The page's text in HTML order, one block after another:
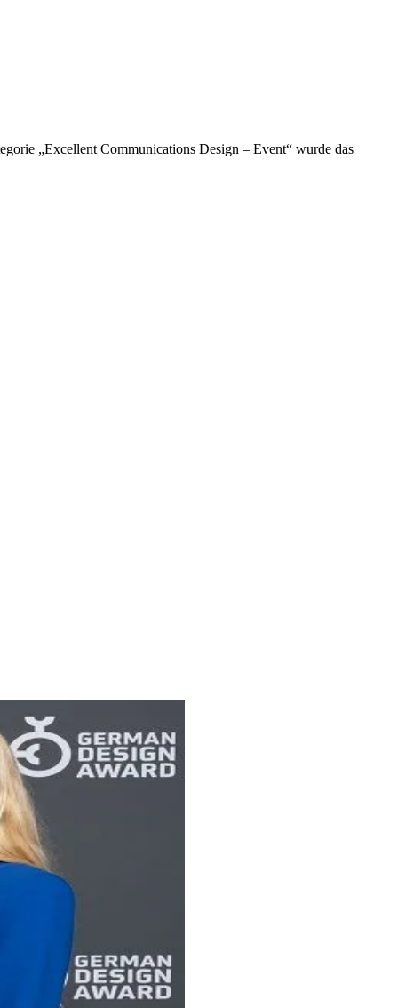
„Excellent Communications Design – Event“ wurde das